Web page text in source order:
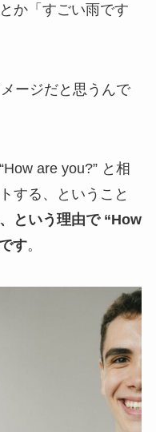
か「すごい雨です
ージだと思うんで
are you?” と相
する、ということ
という理由で “How
す。